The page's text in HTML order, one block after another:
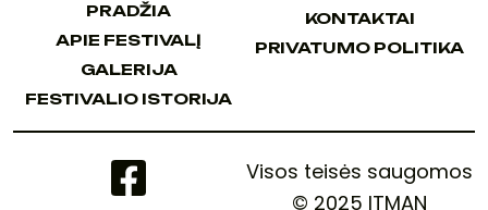
PRADŽIA
APIE FESTIVALĮ
GALERIJA
FESTIVALIO ISTORIJA
KONTAKTAI
PRIVATUMO POLITIKA
Visos teisės saugomos
© 2025 ITMAN